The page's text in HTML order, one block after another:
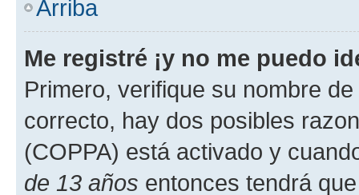
Arriba
Me registré ¡y no me puedo
Primero, verifique su nombre
correcto, hay dos posibles
(COPPA) está activado y
de 13 años entonces tendrá